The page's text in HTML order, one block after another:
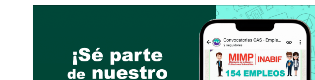
Título profesional universitario en Contabilidad, administración y